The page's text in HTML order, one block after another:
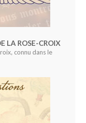
LA ROSE-CROIX
connu dans le